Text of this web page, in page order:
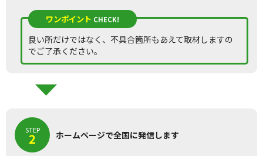
ワンポイント CHECK!
良い所だけではなく、不具合箇所もあえて取材しますの
でご了承ください。
STEP
2 ホームページで全国に発信します